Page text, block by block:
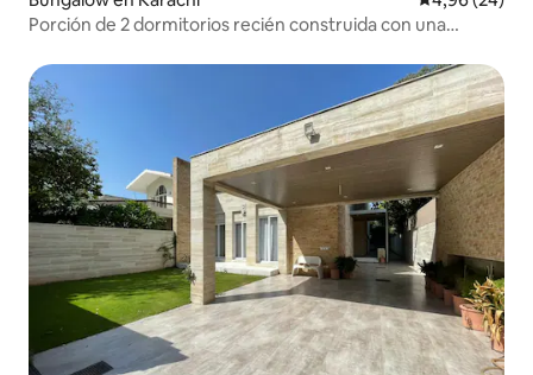
Porción de 2 dormitorios recién construida con una